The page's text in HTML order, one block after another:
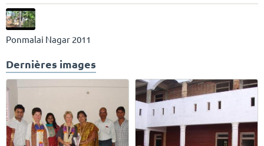
Ponmalai Nagar 2011
Dernières images